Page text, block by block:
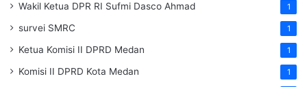
Wakil Ketua DPR RI Sufmi Dasco Ahmad 1
survei SMRC 1
Ketua Komisi II DPRD Medan 1
Komisi II DPRD Kota Medan 1